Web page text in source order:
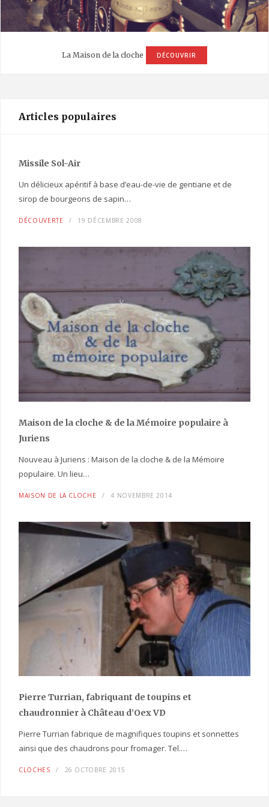
La Maison de la cloche DÉCOUVRIR
Articles populaires
Missile Sol-Air
Un délicieux apéritif à base d’eau-de-vie de gentiane et de
sirop de bourgeons de sapin…
DÉCOUVERTE 19 DÉCEMBRE 2008
Maison de la cloche & de la Mémoire populaire à
Juriens
Nouveau à Juriens : Maison de la cloche & de la Mémoire
populaire. Un lieu…
MAISON DE LA CLOCHE 4 NOVEMBRE 2014
Pierre Turrian, fabriquant de toupins et
chaudronnier à Château d’Oex VD
Pierre Turrian fabrique de magnifiques toupins et sonnettes
ainsi que des chaudrons pour fromager. Tel.…
CLOCHES 26 OCTOBRE 2015